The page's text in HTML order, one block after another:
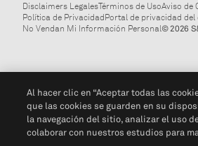
Disclaimers LegalesTérminos de UsoAviso de
Política de PrivacidadPortal de privacidad del
No Vendan Mi Información Personal© 2026
Al hacer clic en “Aceptar todas las
que las cookies se guarden en su
la navegación del sitio, analizar el uso
colaborar con nuestros estudios para